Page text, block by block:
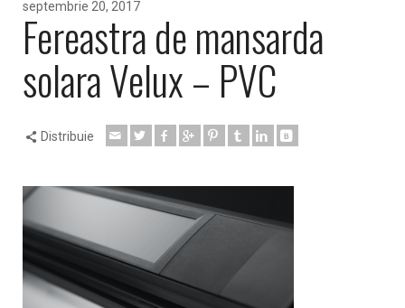
septembrie 20, 2017
Fereastra de mansarda
solara Velux – PVC
Distribuie